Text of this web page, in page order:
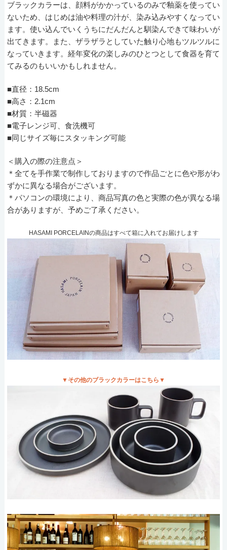
ブラックカラーは、顔料がかかっているのみで釉薬を使ってい
ないため、はじめは油や料理の汁が、染み込みやすくなってい
ます。使い込んでいくうちにだんだんと馴染んできて味わいが
出てきます。また、ザラザラとしていた触り心地もツルツルに
なっていきます。経年変化の楽しみのひとつとして食器を育て
てみるのもいいかもしれません。
■直径：18.5cm
■高さ：2.1cm
■材質：半磁器
■電子レンジ可、食洗機可
■同じサイズ毎にスタッキング可能
＜購入の際の注意点＞
＊全てを手作業で制作しておりますので作品ごとに色や形がわ
ずかに異なる場合がございます。
＊パソコンの環境により、商品写真の色と実際の色が異なる場
合がありますが、予めご了承ください。
HASAMI PORCELAINの商品はすべて箱に入れてお届けします
▼その他のブラックカラーはこちら▼